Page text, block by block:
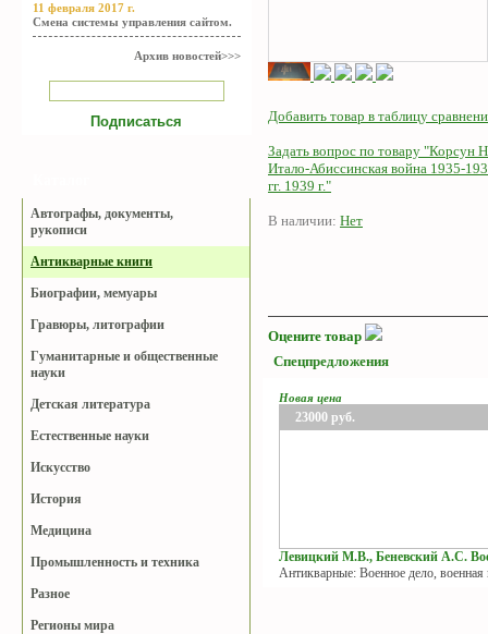
11 февраля 2017 г.
Смена системы управления сайтом.
Архив новостей>>>
Автографы, документы,
рукописи
Антикварные книги
Биографии, мемуары
Гравюры, литографии
Гуманитарные и общественные
науки
Детская литература
Естественные науки
Искусство
История
Медицина
Промышленность и техника
Разное
Регионы мира
Добавить товар в таблицу
Задать вопрос по товару "Корсун
Итало-Абиссинская война 1935-
гг. 1939 г."
В наличии: Нет
Оцените товар
Спецпредложения
Новая цена
23000 руб.
Левицкий М.В., Беневский А.С.
Антикварные: Военное дело, военная